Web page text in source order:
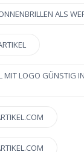
ALS
MIT LOGO GÜNSTIG